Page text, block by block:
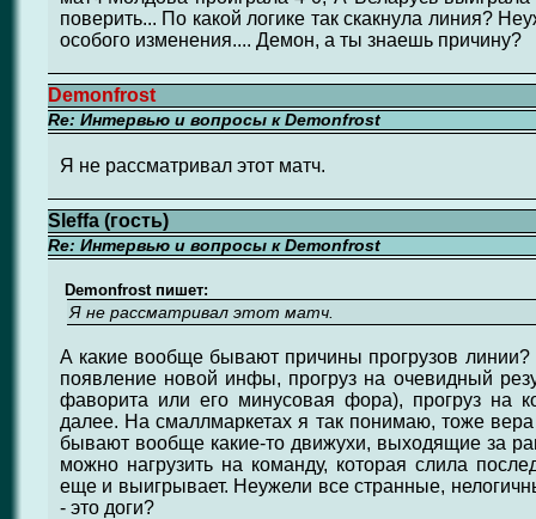
поверить... По какой логике так скакнула линия?
особого изменения.... Демон, а ты знаешь причину?
Demonfrost
Re: Интервью и вопросы к Demonfrost
Я не рассматривал этот матч.
Sleffa (гость)
Re: Интервью и вопросы к Demonfrost
Demonfrost пишет:
Я не рассматривал этот матч.
А какие вообще бывают причины прогрузов
появление новой инфы, прогруз на очевидный
фаворита или его минусовая фора), прогруз на
далее. На смаллмаркетах я так понимаю, тоже вера
бывают вообще какие-то движухи, выходящие за
можно нагрузить на команду, которая слила
еще и выигрывает. Неужели все странные,
- это доги?